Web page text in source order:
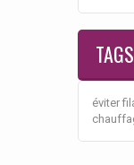
TAGS
éviter